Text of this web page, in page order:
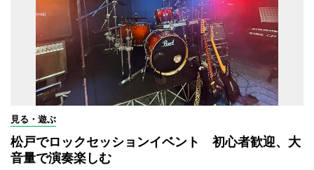
見る・遊ぶ
松戸でロックセッションイベント 初心者歓迎、大
音量で演奏楽しむ